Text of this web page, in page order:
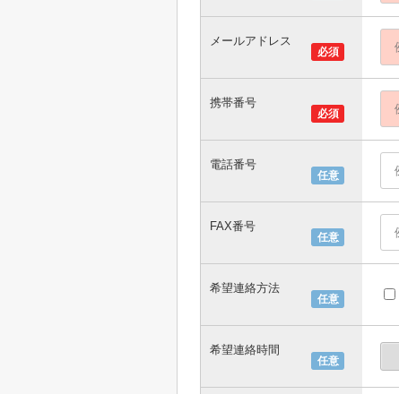
必須
メールアドレス
必須
携帯番号
任意
電話番号
任意
FAX番号
任意
希望連絡方法
任意
希望連絡時間